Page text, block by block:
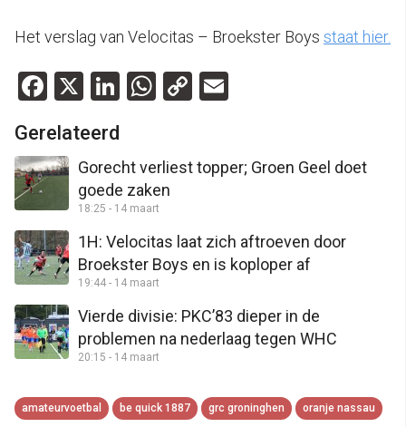
Het verslag van Velocitas – Broekster Boys staat hier.
Facebook
X LinkedIn
WhatsApp
Copy
Gerelateerd
Gorecht verliest topper; Groen Geel doet
goede zaken
18:25 - 14 maart
1H: Velocitas laat zich aftroeven door
Broekster Boys en is koploper af
19:44 - 14 maart
Vierde divisie: PKC’83 dieper in de
problemen na nederlaag tegen WHC
20:15 - 14 maart
amateurvoetbal be quick 1887 grc groninghen oranje nassau